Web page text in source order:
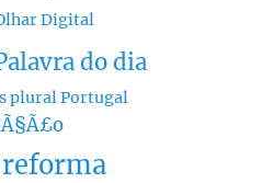
Digital
do dia
pluralPortugal
reforma